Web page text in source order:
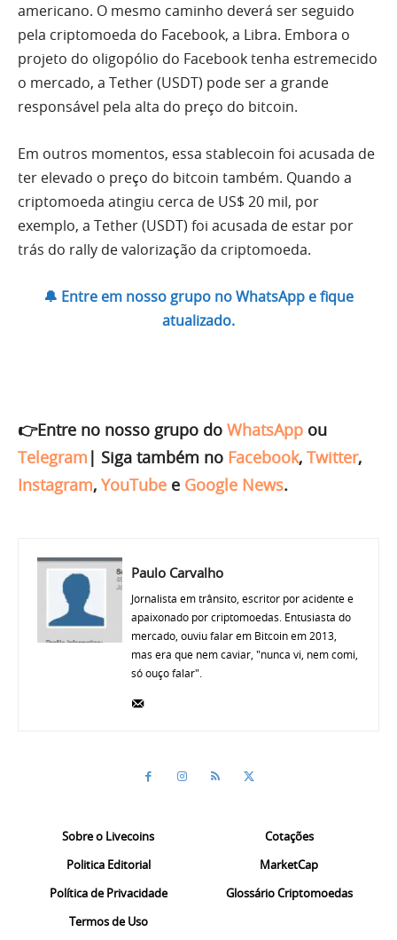
americano. O mesmo caminho deverá ser seguido
pela criptomoeda do Facebook, a Libra. Embora o
projeto do oligopólio do Facebook tenha estremecido
o mercado, a Tether (USDT) pode ser a grande
responsável pela alta do preço do bitcoin.
Em outros momentos, essa stablecoin foi acusada de
ter elevado o preço do bitcoin também. Quando a
criptomoeda atingiu cerca de US$ 20 mil, por
exemplo, a Tether (USDT) foi acusada de estar por
trás do rally de valorização da criptomoeda.
🔔 Entre em nosso grupo no WhatsApp e fique
atualizado.
👉Entre no nosso grupo do WhatsApp ou
Telegram | Siga também no Facebook, Twitter,
Instagram, YouTube e Google News.
Paulo Carvalho
Jornalista em trânsito, escritor por acidente e
apaixonado por criptomoedas. Entusiasta do
mercado, ouviu falar em Bitcoin em 2013,
mas era que nem caviar, "nunca vi, nem comi,
só ouço falar".
Sobre o Livecoins
Politica Editorial
Política de Privacidade
Termos de Uso
Cotações
MarketCap
Glossário Criptomoedas